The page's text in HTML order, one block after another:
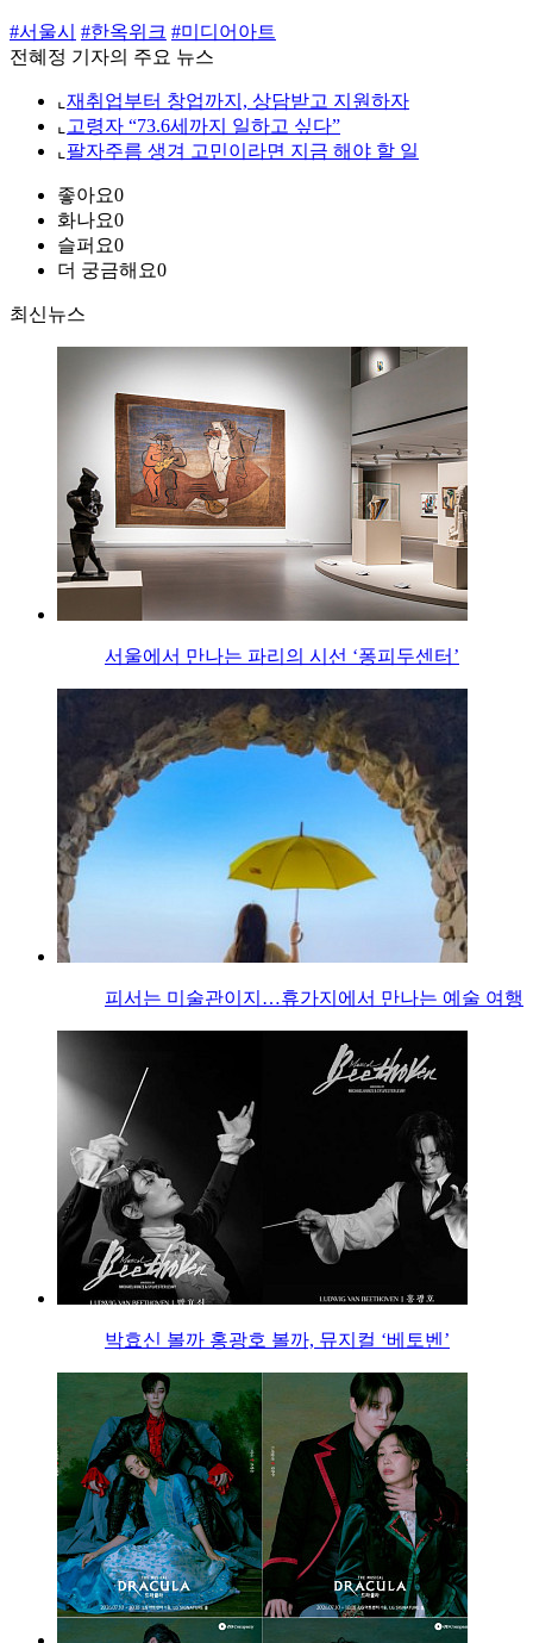
#서울시 #한옥위크 #미디어아트
전혜정 기자의 주요 뉴스
⌞ 재취업부터 창업까지, 상담받고 지원하자
⌞ 고령자 “73.6세까지 일하고 싶다”
⌞ 팔자주름 생겨 고민이라면 지금 해야 할 일
좋아요0
화나요0
슬퍼요0
더 궁금해요0
최신뉴스
서울에서 만나는 파리의 시선 ‘퐁피두센터’
피서는 미술관이지…휴가지에서 만나는 예술 여행
박효신 볼까 홍광호 볼까, 뮤지컬 ‘베토벤’